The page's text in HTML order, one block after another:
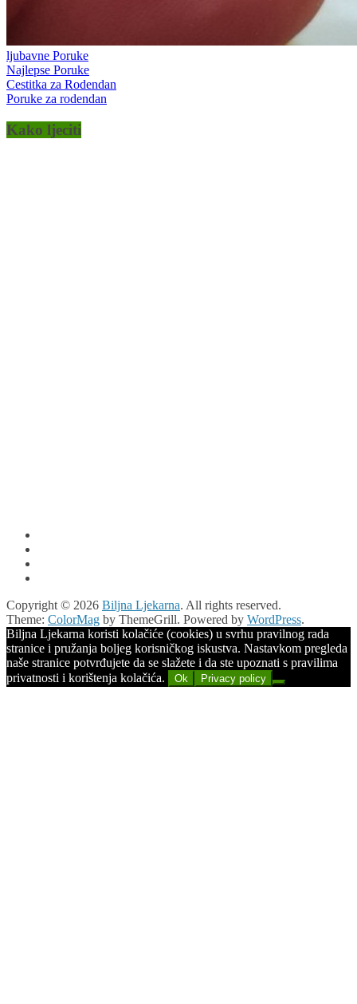
ljubavne Poruke
Najlepse Poruke
Cestitka za Rodendan
Poruke za rodendan
Kako ljeciti
Copyright © 2026 Biljna Ljekarna. All rights reserved.
Theme: ColorMag by ThemeGrill. Powered by WordPress.
Biljna Ljekarna koristi kolačiće (cookies) u svrhu pravilnog rada
stranice i pružanja boljeg korisničkog iskustva. Nastavkom pregleda
naše stranice potvrđujete da se slažete i da ste upoznati s pravilima
privatnosti i korištenja kolačića.
Ok Privacy policy